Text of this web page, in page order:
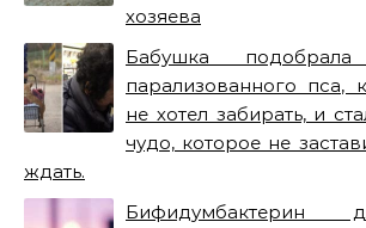
хозяева
Бабушка
парализованного пса,
не хотел забирать, и
чудо, которое не
ждать.
Бифидумбактерин